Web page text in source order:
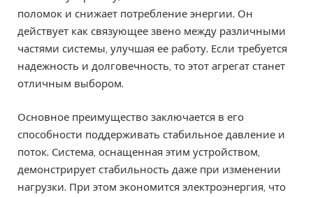
поломок и снижает потребление энергии. Он
действует как связующее звено между различными
частями системы, улучшая ее работу. Если требуется
надежность и долговечность, то этот агрегат станет
отличным выбором.
Основное преимущество заключается в его
способности поддерживать стабильное давление и
поток. Система, оснащенная этим устройством,
демонстрирует стабильность даже при изменении
нагрузки. При этом экономится электроэнергия, что